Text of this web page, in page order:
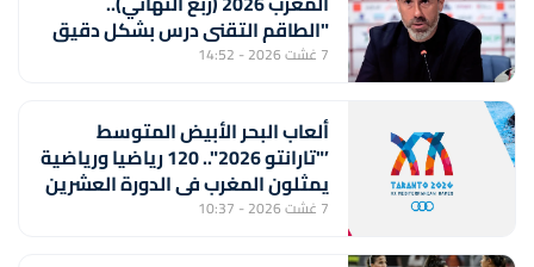
"الطاقم التقني درس بشكل دقيق
منتخب جنوب إفريقيا لتحقيق
7 غشت 2026 - 14:52
ألعاب البحر الأبيض المتوسط
’"تارانتو 2026".. 120 رياضيا ورياضية
يمثلون المغرب في الدورة العشرين
7 غشت 2026 - 10:37